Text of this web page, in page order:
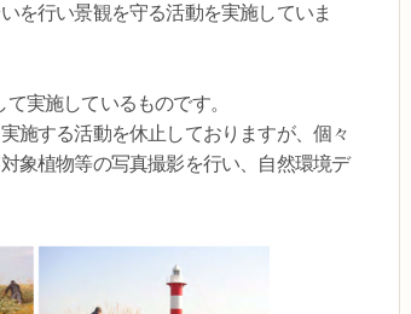
を行い景観を守る活動を実施していま
実施しているものです。
施する活動を休止しておりますが、個々
象植物等の写真撮影を行い、自然環境デ